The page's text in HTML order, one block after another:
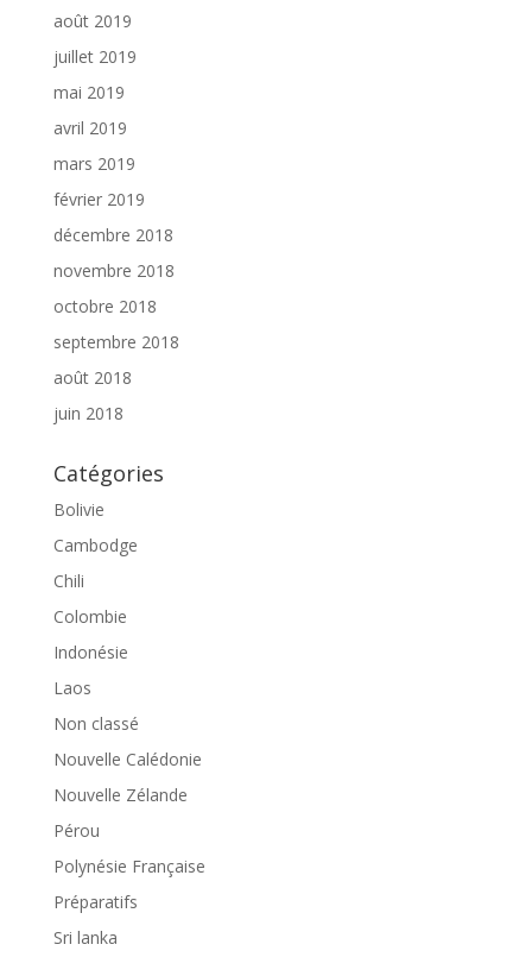
août 2019
juillet 2019
mai 2019
avril 2019
mars 2019
février 2019
décembre 2018
novembre 2018
octobre 2018
septembre 2018
août 2018
juin 2018
Catégories
Bolivie
Cambodge
Chili
Colombie
Indonésie
Laos
Non classé
Nouvelle Calédonie
Nouvelle Zélande
Pérou
Polynésie Française
Préparatifs
Sri lanka